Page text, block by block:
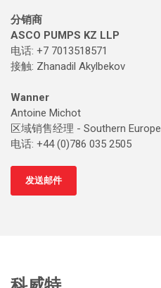
分销商
ASCO PUMPS KZ LLP
电话: +7 7013518571
接触: Zhanadil Akylbekov
Wanner
Antoine Michot
区域销售经理 - Southern Europe
电话: +44 (0)786 035 2505
发送邮件